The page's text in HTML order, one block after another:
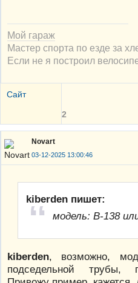
Мой гараж
Мастер спорта по езде за
Если не я построил
Сайт
2
Novart
03-12-2025 13:00:46
kiberden пишет:
модель: В-138
kiberden, возможно,
подседельной трубы,